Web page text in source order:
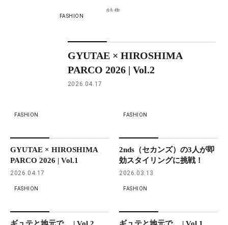
特集
FASHION
GYUTAE × HIROSHIMA
PARCO 2026 | Vol.2
2026.04.17
FASHION
GYUTAE × HIROSHIMA
PARCO 2026 | Vol.1
2026.04.17
FASHION
2nds（セカンズ）の3人が即
効スタイリングに挑戦！
2026.03.13
FASHION FASHION